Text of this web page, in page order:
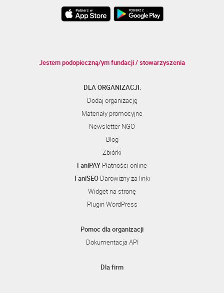
Jestem podopieczną/ym fundacji / stowarzyszenia
DLA ORGANIZACJI:
Dodaj organizację
Materiały promocyjne
Newsletter NGO
Blog
Zbiórki
FaniPAY Płatności online
FaniSEODarowizny za linki
Widget na stronę
Plugin WordPress
Pomoc dla organizacji
Dokumentacja API
Dla firm